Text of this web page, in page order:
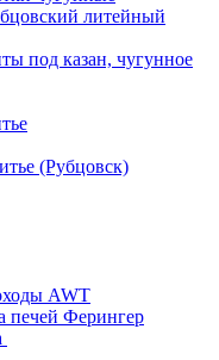
литейный
под казан, чугунное
(Рубцовск)
AWT
печей Ферингер